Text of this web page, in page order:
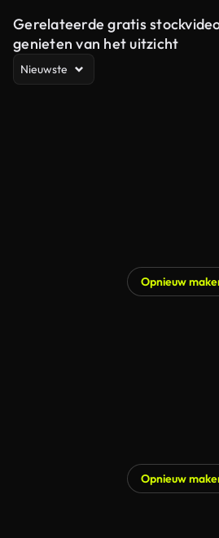
Gerelateerde gratis
genieten van het uitzicht
Nieuwste
Opnieuw
Opnieuw